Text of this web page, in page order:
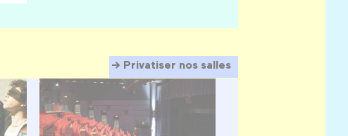
Privatiser nos salles